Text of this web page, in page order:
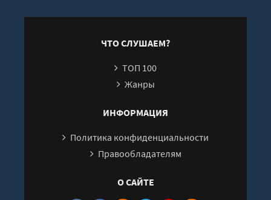
ЧТО СЛУШАЕМ?
ТОП 100
Жанры
ИНФОРМАЦИЯ
Политика конфиденциальности
Правообладателям
О САЙТЕ